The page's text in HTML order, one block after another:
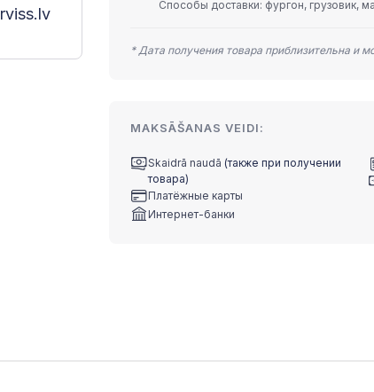
Способы доставки: фургон, грузовик,
* Дата получения товара приблизительна и
MAKSĀŠANAS VEIDI:
Skaidrā naudā (также при получении
товара)
Платёжные карты
Интернет-банки